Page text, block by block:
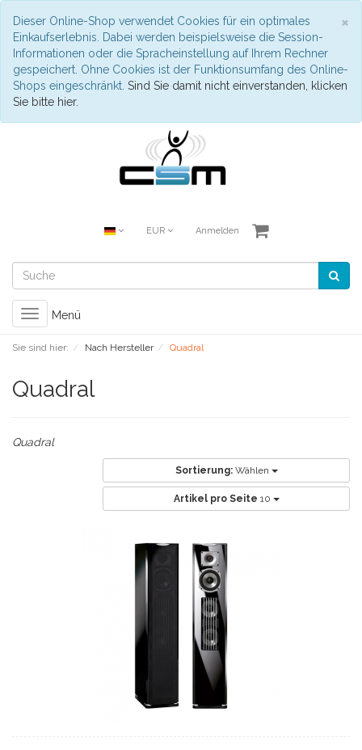
×
Dieser Online-Shop verwendet Cookies für ein optimales
Einkaufserlebnis. Dabei werden beispielsweise die Session-
Informationen oder die Spracheinstellung auf Ihrem Rechner
gespeichert. Ohne Cookies ist der Funktionsumfang des Online-
Shops eingeschränkt. Sind Sie damit nicht einverstanden, klicken
Sie bitte hier.
EUR Anmelden
Toggle
navigation
Menü
Sie sind hier: Nach Hersteller Quadral
Quadral
Quadral
Sortierung: Wählen
Artikel pro Seite 10